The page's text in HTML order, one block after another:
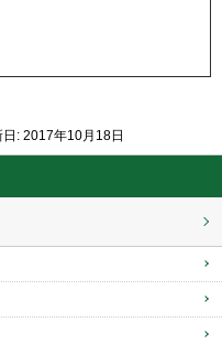
日: 2017年10月18日